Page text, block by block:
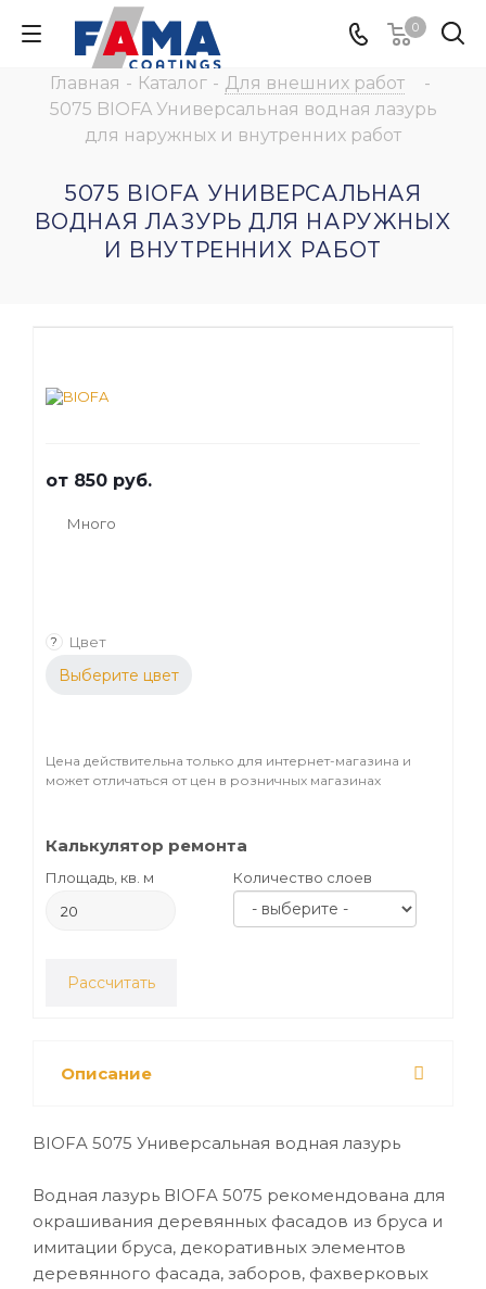
0
Главная - Каталог - Для внешних работ
-
5075 BIOFA Универсальная водная лазурь
для наружных и внутренних работ
5075 BIOFA УНИВЕРСАЛЬНАЯ
ВОДНАЯ ЛАЗУРЬ ДЛЯ НАРУЖНЫХ
И ВНУТРЕННИХ РАБОТ
от 850 руб.
Много
? Цвет
Выберите цвет
Цена действительна только для интернет-магазина и
может отличаться от цен в розничных магазинах
Калькулятор ремонта
Площадь, кв. м Количество слоев
Рассчитать
Описание
BIOFA 5075 Универсальная водная лазурь
Водная лазурь ВIOFA 5075 рекомендована для
окрашивания деревянных фасадов из бруса и
имитации бруса, декоративных элементов
деревянного фасада, заборов, фахверковых